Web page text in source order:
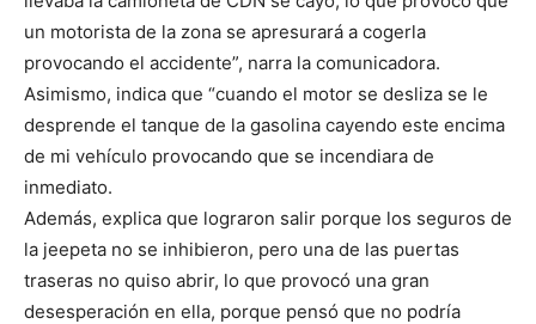
un motorista de la zona se apresurará a cogerla
provocando el accidente”, narra la comunicadora.
Asimismo, indica que “cuando el motor se desliza se le
desprende el tanque de la gasolina cayendo este encima
de mi vehículo provocando que se incendiara de
inmediato.
Además, explica que lograron salir porque los seguros de
la jeepeta no se inhibieron, pero una de las puertas
traseras no quiso abrir, lo que provocó una gran
desesperación en ella, porque pensó que no podría